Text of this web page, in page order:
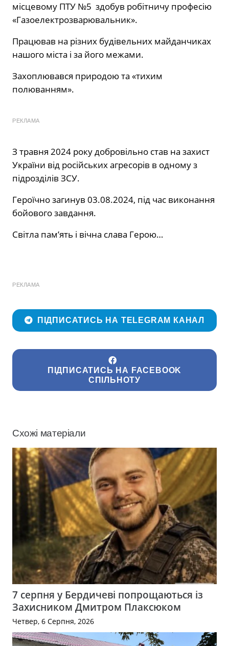
місцевому ПТУ №5 здобув робітничу професію
«Газоелектрозварювальник».
Працював на різних будівельних майданчиках
нашого міста і за його межами.
Захоплювався природою та «тихим
полюванням».
РЕКЛАМА
З травня 2024 року добровільно став на захист
України від російських агресорів в одному з
підрозділів ЗСУ.
Героїчно загинув 03.08.2024, під час виконання
бойового завдання.
Світла пам’ять і вічна слава Герою…
РЕКЛАМА
ПІДПИСАТИСЬ НА TELEGRAM КАНАЛ
ПІДПИСАТИСЬ НА FACEBOOK
СПІЛЬНОТУ
Схожі матеріали
7 серпня у Бердичеві попрощаються із
Захисником Дмитром Плаксюком
Четвер, 6 Серпня, 2026